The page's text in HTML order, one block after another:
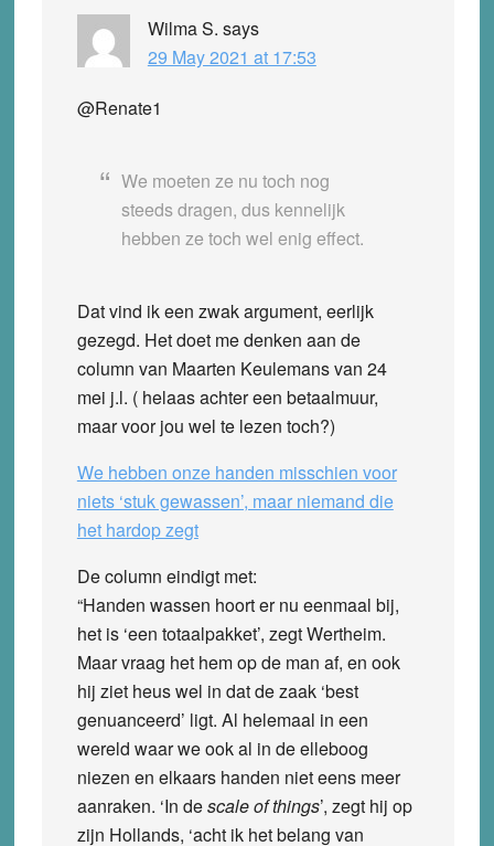
Wilma S. says
29 May 2021 at 17:53
@Renate1
We moeten ze nu toch nog
steeds dragen, dus kennelijk
hebben ze toch wel enig effect.
Dat vind ik een zwak argument, eerlijk
gezegd. Het doet me denken aan de
column van Maarten Keulemans van 24
mei j.l. ( helaas achter een betaalmuur,
maar voor jou wel te lezen toch?)
We hebben onze handen misschien voor
niets ‘stuk gewassen’, maar niemand die
het hardop zegt
De column eindigt met:
“Handen wassen hoort er nu eenmaal bij,
het is ‘een totaalpakket’, zegt Wertheim.
Maar vraag het hem op de man af, en ook
hij ziet heus wel in dat de zaak ‘best
genuanceerd’ ligt. Al helemaal in een
wereld waar we ook al in de elleboog
niezen en elkaars handen niet eens meer
aanraken. ‘In descale of things’, zegt hij op
zijn Hollands, ‘acht ik het belang van